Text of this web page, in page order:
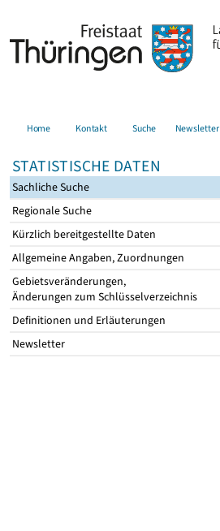
Home Kontakt Suche Newsletter
STATISTISCHE DATEN
Sachliche Suche
Regionale Suche
Kürzlich bereitgestellte Daten
Allgemeine Angaben, Zuordnungen
Gebietsveränderungen,
Änderungen zum Schlüsselverzeichnis
Definitionen und Erläuterungen
Newsletter